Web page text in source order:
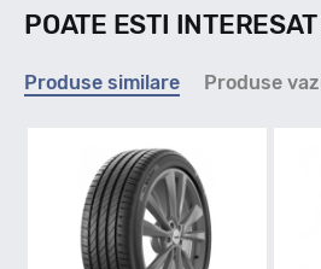
Indice viteza
Q - max 160km/h
Indice greutate
POATE ESTI
Produse similare Produse